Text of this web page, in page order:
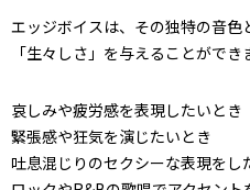
エッジボイスは、その独特の音色
「生々しさ」を与えることができ
哀しみや疲労感を表現したいとき
緊張感や狂気を演じたいとき
吐息混じりのセクシーな表現をし